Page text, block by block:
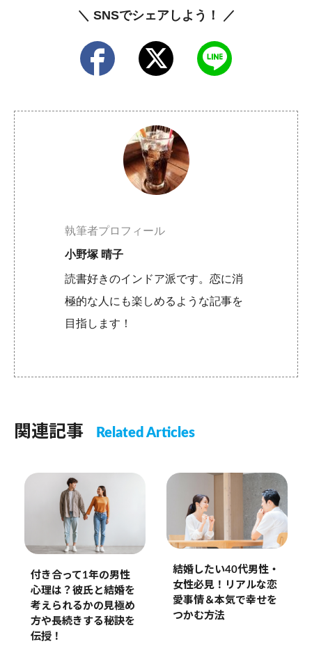
＼ SNSでシェアしよう！ ／
執筆者プロフィール
小野塚 晴子
読書好きのインドア派です。恋に消
極的な人にも楽しめるような記事を
目指します！
関連記事 Related Articles
付き合って1年の男性
心理は？彼氏と結婚を
考えられるかの見極め
方や長続きする秘訣を
伝授！
結婚したい40代男性・
女性必見！リアルな恋
愛事情＆本気で幸せを
つかむ方法